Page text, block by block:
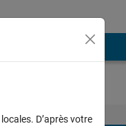
D’après votre